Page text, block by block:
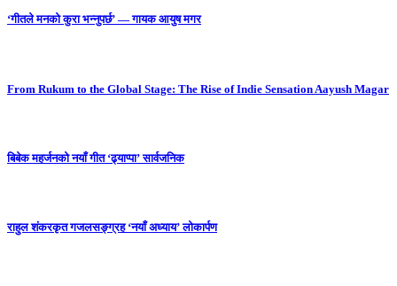
‘गीतले मनको कुरा भन्नुपर्छ’ — गायक आयुष मगर
From Rukum to the Global Stage: The Rise of Indie Sensation Aayush Magar
बिबेक महर्जनको नयाँ गीत ‘ढ्याप्पा’ सार्वजनिक
राहुल शंकरकृत गजलसङ्ग्रह ‘नयाँ अध्याय’ लोकार्पण